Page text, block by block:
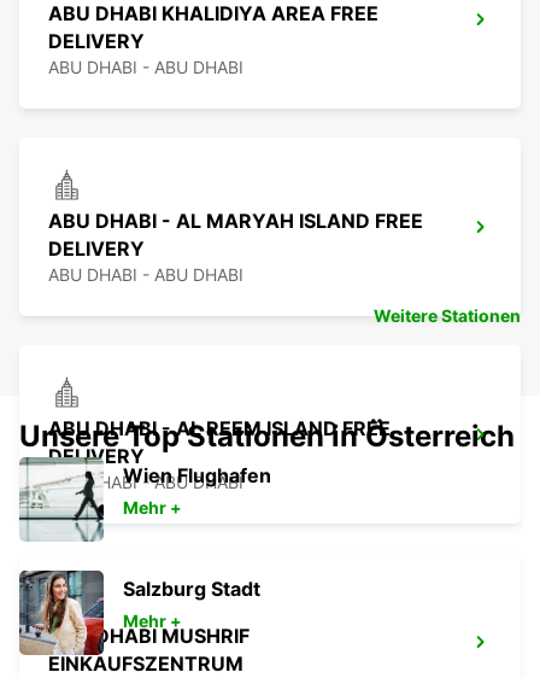
ABU DHABI KHALIDIYA AREA FREE
DELIVERY
ABU DHABI - ABU DHABI
ABU DHABI - AL MARYAH ISLAND FREE
DELIVERY
ABU DHABI - ABU DHABI
ABU DHABI - AL REEM ISLAND FREE
DELIVERY
ABU DHABI - ABU DHABI
ABU DHABI MUSHRIF
EINKAUFSZENTRUM
Weitere Stationen
Unsere Top Stationen in Österreich
Wien Flughafen
Mehr +
Salzburg Stadt
Mehr +